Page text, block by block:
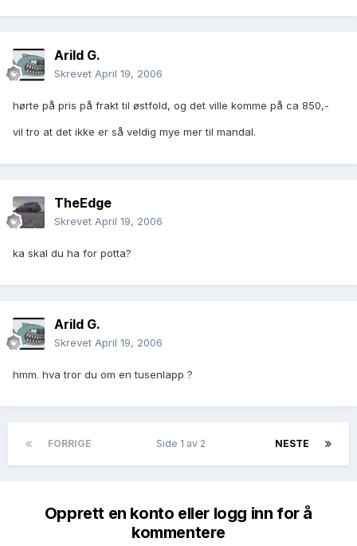
Arild G.
Skrevet April 19, 2006
hørte på pris på frakt til østfold, og det ville komme på ca 850,-
vil tro at det ikke er så veldig mye mer til mandal.
TheEdge
Skrevet April 19, 2006
ka skal du ha for potta?
Arild G.
Skrevet April 19, 2006
hmm. hva tror du om en tusenlapp ?
FORRIGE NESTE
Side 1 av 2
Opprett en konto eller logg inn for å
kommentere